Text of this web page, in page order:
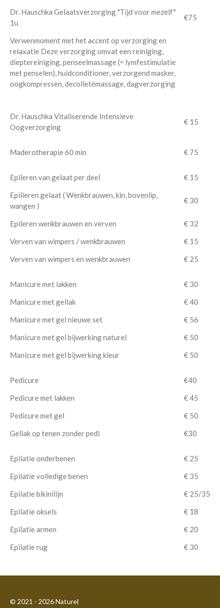
Dr. Hauschka Gelaatsverzorging "Tijd voor mezelf"
1u
€75
Verwenmoment met het accent op verzorging en
relaxatie Deze verzorging omvat een reiniging,
dieptereiniging, penseelmassage (= lymfestimulatie
met penselen), huidconditioner, verzorgend masker,
oogkompressen, decolletémassage, dagverzorging
Dr. Hauschka Vitaliserende Intensieve
Oogverzorging
€ 15
Maderotherapie 60 min € 75
Epileren van gelaat per deel
€ 15
Epilieren gelaat ( Wenkbrauwen, kin, bovenlip,
wangen )
€ 30
Epileren wenkbrauwen en verven
€ 32
Verven van wimpers / wenkbrauwen
€ 15
Verven van wimpers en wenkbrauwen
€ 25
Manicure met lakken
€ 30
Manicure met gellak
€ 40
Manicure met gel nieuwe set
€ 56
Manicure met gel bijwerking naturel
€ 50
Manicure met gel bijwerking kleur
€ 50
Pedicure
€40
Pedicure met lakken
€ 45
Pedicure met gel
€ 50
Gellak op tenen zonder pedi
€30
Epilatie onderbenen
€ 25
Epilatie volledige benen
€ 35
Epilatie bikinilijn
€ 25/35
Epilatie oksels
€ 18
Epilatie armen
€ 20
Epilatie rug
€ 30
© 2021 - 2026 Naturel